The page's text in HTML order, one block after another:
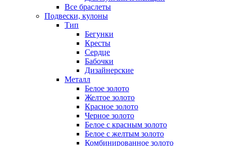
Все браслеты
Подвески, кулоны
Тип
Бегунки
Кресты
Сердце
Бабочки
Дизайнерские
Металл
Белое золото
Желтое золото
Красное золото
Черное золото
Белое с красным золото
Белое с желтым золото
Комбинированное золото